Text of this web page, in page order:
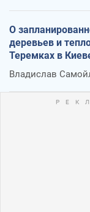
О
деревьев и
Теремках в
Владислав